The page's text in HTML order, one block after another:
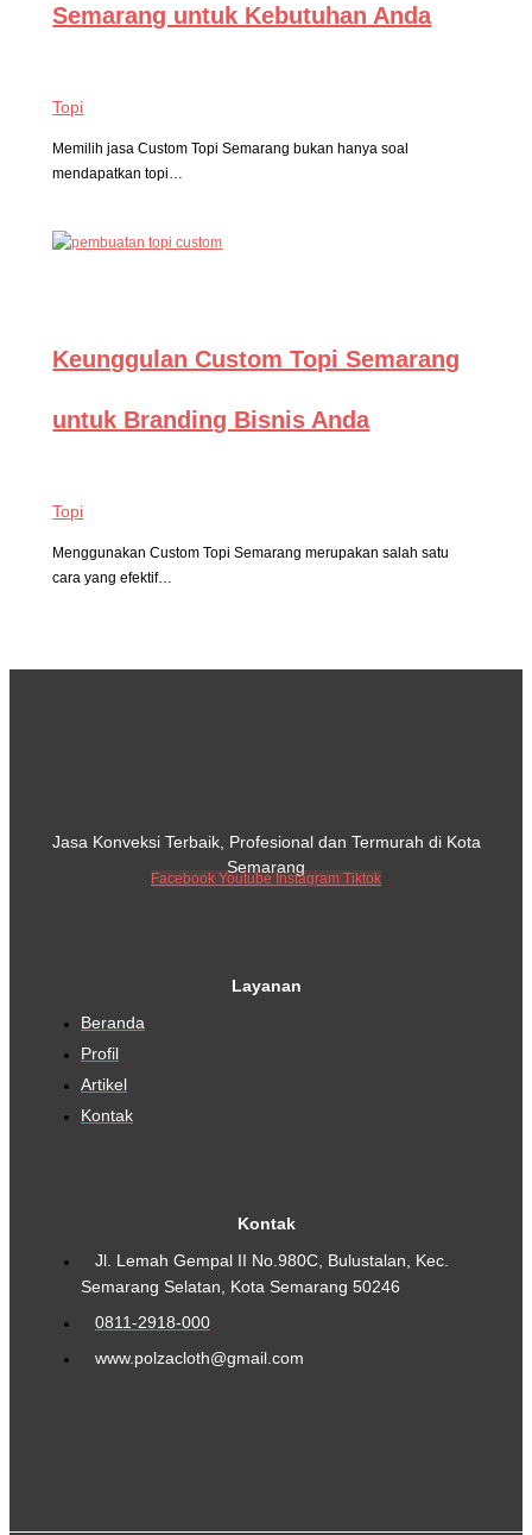
Semarang untuk Kebutuhan Anda
Topi
Memilih jasa Custom Topi Semarang bukan hanya soal
mendapatkan topi…
Keunggulan Custom Topi Semarang
untuk Branding Bisnis Anda
Topi
Menggunakan Custom Topi Semarang merupakan salah satu
cara yang efektif…
Jasa Konveksi Terbaik, Profesional dan Termurah di Kota
Semarang
Facebook Youtube Instagram Tiktok
Layanan
Beranda
Profil
Artikel
Kontak
Kontak
Jl. Lemah Gempal II No.980C, Bulustalan, Kec.
Semarang Selatan, Kota Semarang 50246
0811-2918-000
www.polzacloth@gmail.com